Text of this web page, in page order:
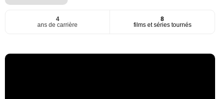
4
ans de carrière
8
films et séries tournés